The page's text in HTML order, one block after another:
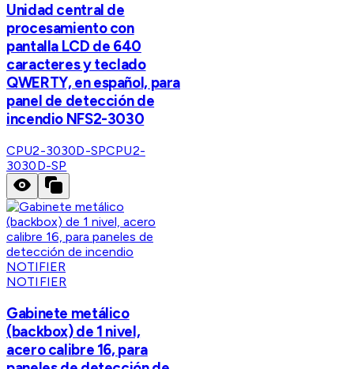
Unidad central de
procesamiento con
pantalla LCD de 640
caracteres y teclado
QWERTY, en español, para
panel de detección de
incendio NFS2-3030
CPU2-3030D-SPCPU2-
3030D-SP
NOTIFIER
Gabinete metálico
(backbox) de 1 nivel,
acero calibre 16, para